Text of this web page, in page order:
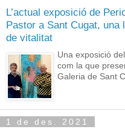
L’actual exposició de
Pastor a Sant Cugat, una
de vitalitat
Una exposició
com la que
Galeria de Sant
1 de des. 2021